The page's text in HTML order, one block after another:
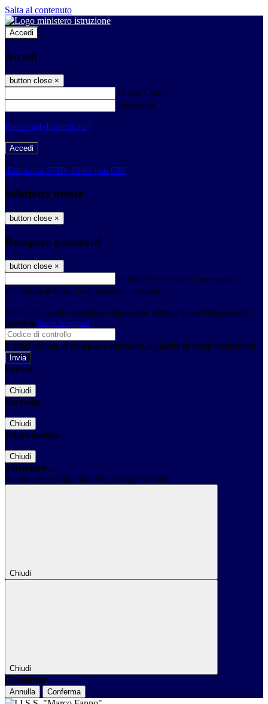
Salta al contenuto
Accedi
Accedi
button close ×
Nome Utente
Password
Password dimenticata?
-
Entra con SPID Entra con CIE
Seleziona utente
button close ×
Recupero password
button close ×
E-mail Verrà inviato un messaggio
all'indirizzo indicato con le istruzioni necessarie.
Non hai una e-mail associata al nome utente? Effettua il reset della password
tramite la Login Spaggiari
E-mail inviata, si prega di controllare la casella di posta elettronica!
Errore
Chiudi
Successo
Chiudi
Informazione
Chiudi
Attendere...
Attendere il completamento dell'operazione...
Chiudi
Chiudi
Conferma
Annulla Conferma